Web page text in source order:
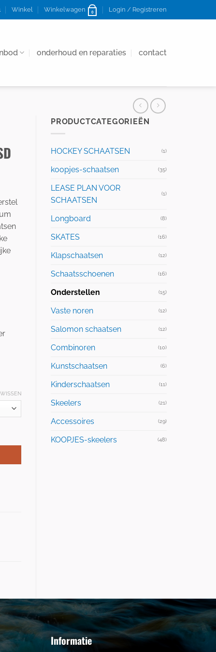
Winkel Winkelwagen 0 Login / Registreren
onderhoud en reparaties contact
PRODUCTCATEGORIEËN
HOCKEY SCHAATSEN (1)
koopjes-schaatsen (35)
LEASE PLAN VOOR
SCHAATSEN
(1)
Longboard (8)
SKATES (16)
Klapschaatsen (12)
Schaatsschoenen (16)
Onderstellen (15)
Vaste noren (12)
Salomon schaatsen (12)
Combinoren (10)
Kunstschaatsen (6)
Kinderschaatsen (11)
Skeelers (21)
Accessoires (29)
KOOPJES-skeelers (48)
WISSEN
Informatie